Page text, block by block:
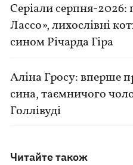
Серіали серпня-2026:
Лассо», лихослівні
сином Річарда Гіра
Аліна Гросу: вперше
сина, таємничого
Голлівуді
Читайте також